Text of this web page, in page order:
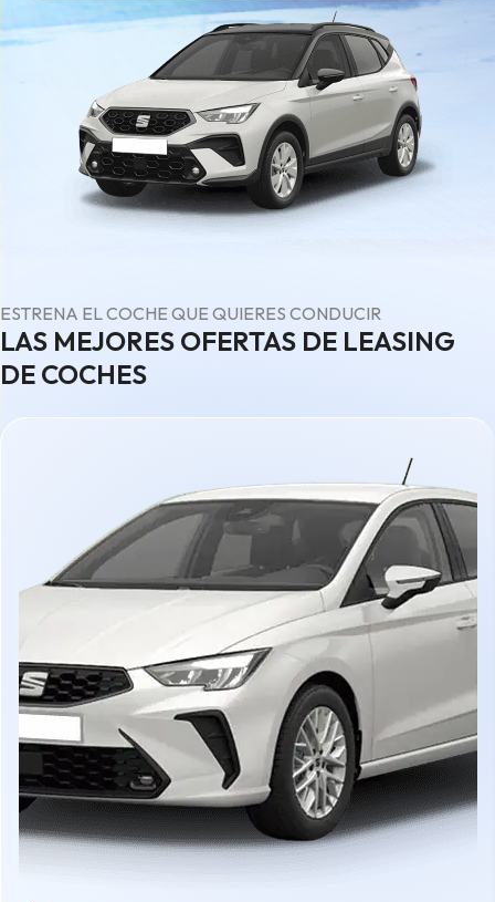
ESTRENA EL COCHE QUE QUIERES CONDUCIR
LAS MEJORES OFERTAS DE LEASING
DE COCHES